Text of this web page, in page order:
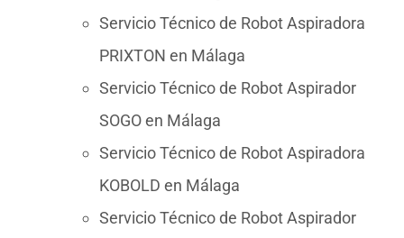
Servicio Técnico de Robot Aspiradora
PRIXTON en Málaga
Servicio Técnico de Robot Aspirador
SOGO en Málaga
Servicio Técnico de Robot Aspiradora
KOBOLD en Málaga
Servicio Técnico de Robot Aspirador